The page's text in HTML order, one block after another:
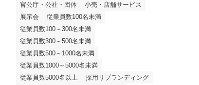
官公庁・公社・団体
小売・店舗サービス
展示会
従業員数100名未満
従業員数100～300名未満
従業員数300～500名未満
従業員数500～1000名未満
従業員数1000～5000名未満
従業員数5000名以上
採用リブランディング